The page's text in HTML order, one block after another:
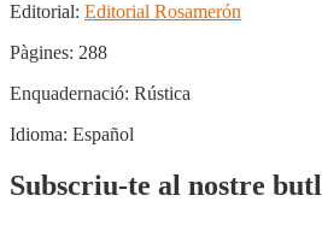
Editorial: Editorial Rosamerón
Pàgines: 288
Enquadernació: Rústica
Idioma: Español
Subscriu-te al nostre